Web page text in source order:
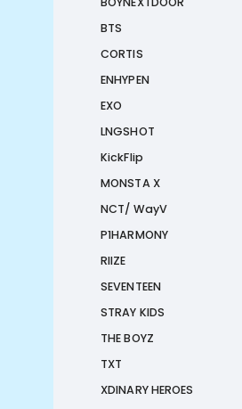
BTS
CORTIS
ENHYPEN
EXO
LNGSHOT
KickFlip
MONSTA X
NCT/ WayV
P1HARMONY
RIIZE
SEVENTEEN
STRAY KIDS
THE BOYZ
TXT
XDINARY HEROES